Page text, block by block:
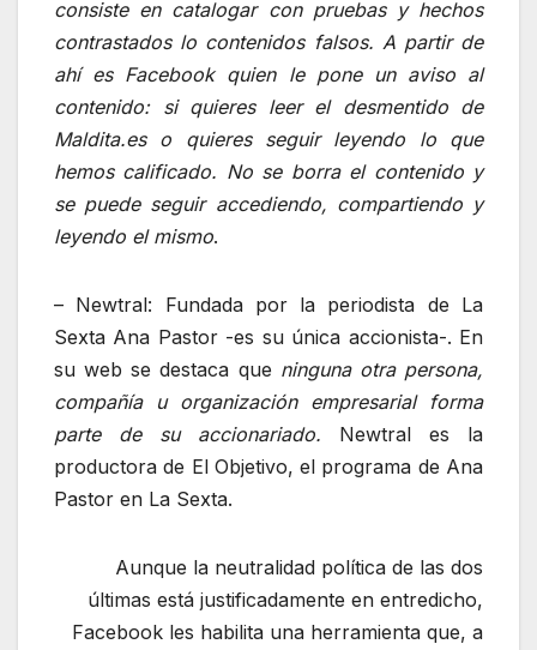
consiste en catalogar con pruebas y hechos
contrastados lo contenidos falsos. A partir de
ahí es Facebook quien le pone un aviso al
contenido: si quieres leer el desmentido de
Maldita.es o quieres seguir leyendo lo que
hemos calificado. No se borra el contenido y
se puede seguir accediendo, compartiendo y
leyendo el mismo.
– Newtral: Fundada por la periodista de La
Sexta Ana Pastor -es su única accionista-. En
su web se destaca que ninguna otra persona,
compañía u organización empresarial forma
parte de su accionariado. Newtral es la
productora de El Objetivo, el programa de Ana
Pastor en La Sexta.
Aunque la neutralidad política de las dos
últimas está justificadamente en entredicho,
Facebook les habilita una herramienta que, a